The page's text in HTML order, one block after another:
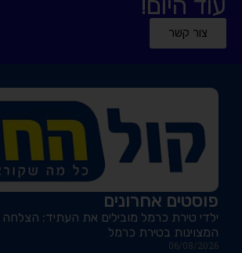
צור קשר
פוסטים אחרונים
ילדי טירת כרמל מובילים את העתיד:
המצוינות בטירת כרמל
06/08/2026